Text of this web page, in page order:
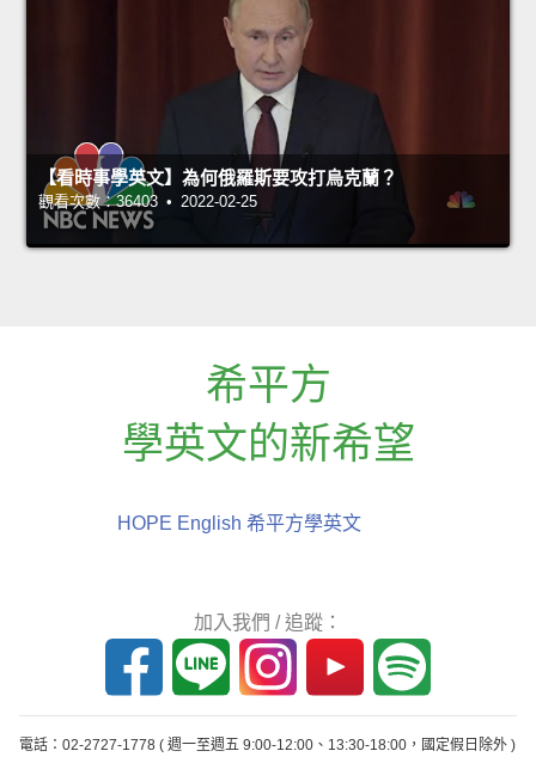
【看時事學英文】為何俄羅斯要攻打烏克蘭？
觀看次數：36403 • 2022-02-25
希平方
學英文的新希望
HOPE English 希平方學英文
加入我們 / 追蹤：
電話：02-2727-1778 ( 週一至週五 9:00-12:00、13:30-18:00，國定假日除外 )